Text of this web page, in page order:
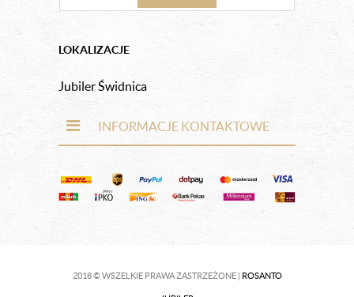
LOKALIZACJE
Jubiler Świdnica
INFORMACJE KONTAKTOWE
2018 © WSZELKIE PRAWA ZASTRZEŻONE | ROSANTO